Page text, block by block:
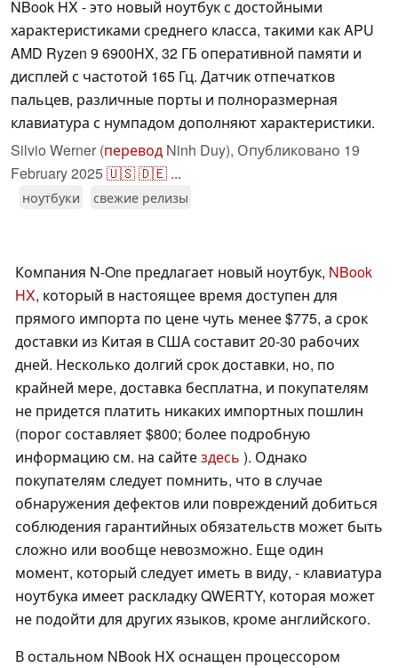
NBook HX - это новый ноутбук с достойными
характеристиками среднего класса, такими как APU
AMD Ryzen 9 6900HX, 32 ГБ оперативной памяти и
дисплей с частотой 165 Гц. Датчик отпечатков
пальцев, различные порты и полноразмерная
клавиатура с нумпадом дополняют характеристики.
Silvio Werner (перевод Ninh Duy), Опубликовано 19
February 2025🇺🇸🇩🇪 ...
ноутбуки свежие релизы
Компания N-One предлагает новый ноутбук, NBook
HX, который в настоящее время доступен для
прямого импорта по цене чуть менее $775, а срок
доставки из Китая в США составит 20-30 рабочих
дней. Несколько долгий срок доставки, но, по
крайней мере, доставка бесплатна, и покупателям
не придется платить никаких импортных пошлин
(порог составляет $800; более подробную
информацию см. на сайтездесь ). Однако
покупателям следует помнить, что в случае
обнаружения дефектов или повреждений добиться
соблюдения гарантийных обязательств может быть
сложно или вообще невозможно. Еще один
момент, который следует иметь в виду, - клавиатура
ноутбука имеет раскладку QWERTY, которая может
не подойти для других языков, кроме английского.
В остальном NBook HX оснащен процессором